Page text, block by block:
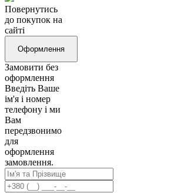
Повернутись
до покупок на
сайті
Оформлення
Замовити без
оформлення
Введіть Ваше
ім'я і номер
телефону і ми
Вам
передзвонимо
для
оформлення
замовлення.